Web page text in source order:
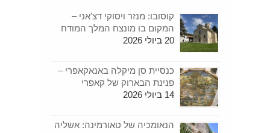
קוסובו: מנזר ויסוקי דצ'אני –
המקום בו מונצח המלך המודח
20 ביולי 2026
כנסיית סן מיקלה באנאקאפרי –
פנינת הבארוק של קאפרי
14 ביולי 2026
הנאומכיה של טאורמינה: אשליה